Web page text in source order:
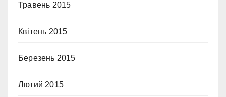
Травень 2015
Квітень 2015
Березень 2015
Лютий 2015